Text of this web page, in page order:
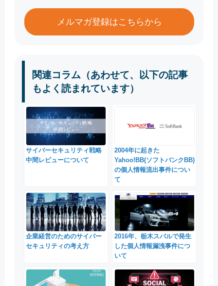
メルマガ登録はこちらから
関連コラム（あわせて、以下の記事
もよく読まれています）
サイバーセキュリティ戦略
中間レビューについて
2004年に起きた
Yahoo!BB(ソフトバンクBB)
の個人情報流出事件につい
て
企業経営のためのサイバー
セキュリティの考え方
2016年、栃木スバルで発生
した個人情報漏洩事件につ
いて